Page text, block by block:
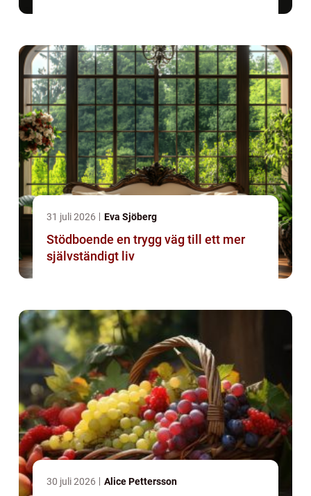
31 juli 2026 Eva Sjöberg
Stödboende en trygg väg till ett mer
självständigt liv
30 juli 2026 Alice Pettersson